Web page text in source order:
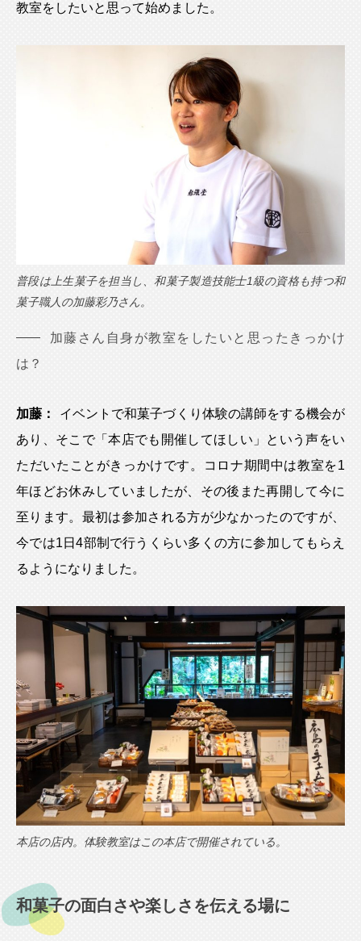
教室をしたいと思って始めました。
普段は上生菓子を担当し、和菓子製造技能士1級の資格も持つ和
菓子職人の加藤彩乃さん。
加藤さん自身が教室をしたいと思ったきっかけ
は？
加藤：
イベントで和菓子づくり体験の講師をする機会が
あり、そこで「本店でも開催してほしい」という声をい
ただいたことがきっかけです。コロナ期間中は教室を1
年ほどお休みしていましたが、その後また再開して今に
至ります。最初は参加される方が少なかったのですが、
今では1日4部制で行うくらい多くの方に参加してもらえ
るようになりました。
本店の店内。体験教室はこの本店で開催されている。
和菓子の面白さや楽しさを伝える場に